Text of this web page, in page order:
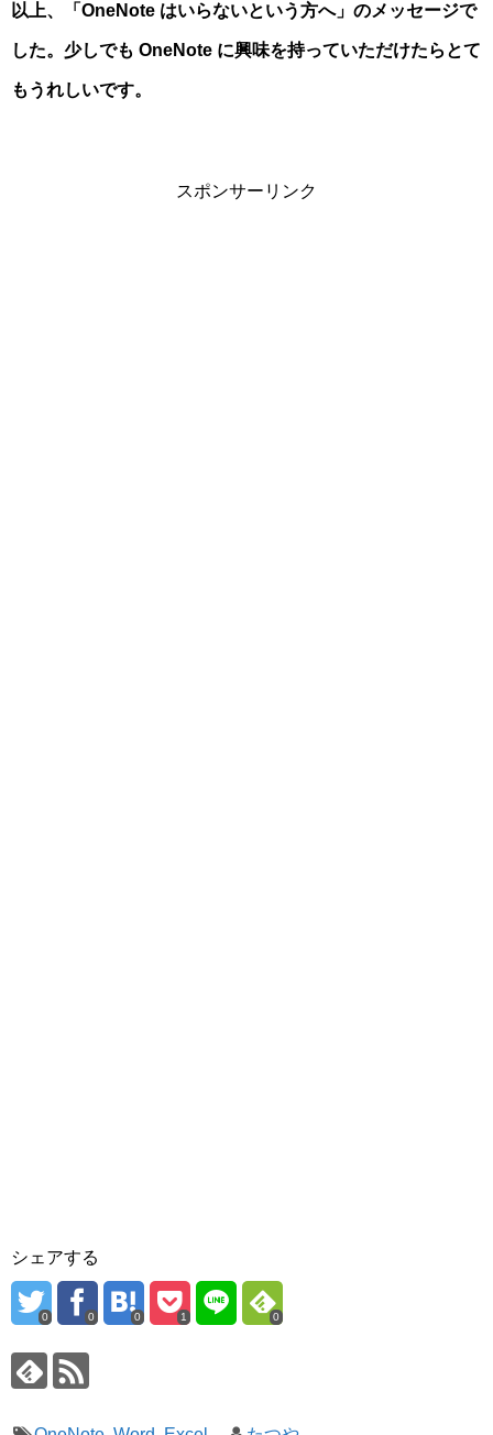
以上、「OneNote はいらないという方へ」のメッセージで
した。少しでも OneNote に興味を持っていただけたらとて
もうれしいです。
スポンサーリンク
シェアする
0 0 0 1 0